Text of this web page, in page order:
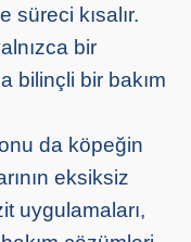
süreci kısalır.
bir
bilinçli bir bakım
da köpeğin
eksiksiz
uygulamaları,